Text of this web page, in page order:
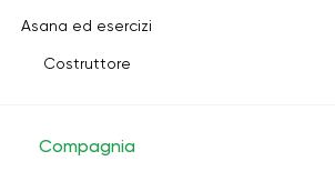
Asana ed esercizi
Costruttore
Compagnia